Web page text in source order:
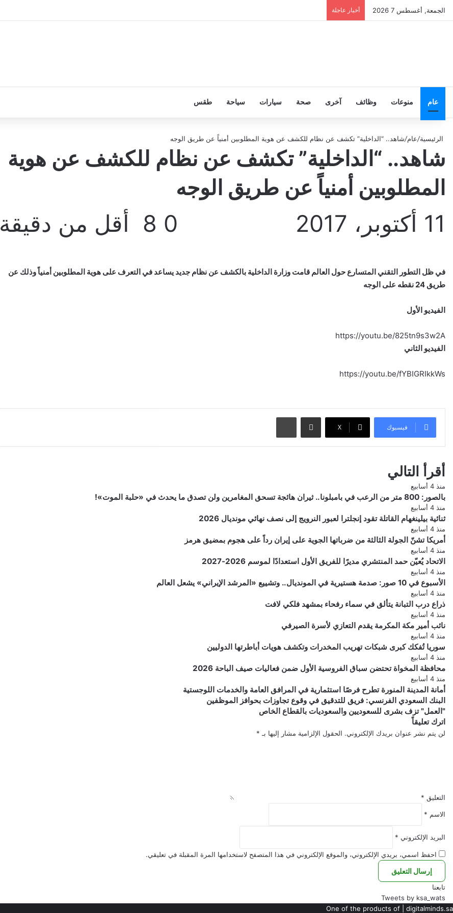
الجمعة, أغسطس 7 2026 أخبار عاجلة
عام منوعات وظائف آخرى صحة سيارات سياحة طقس
الرئيسية/عام/شاهد.. “الداخلية” تكشف عن نظام للكشف عن هوية المطلوبين أمنياً عن طريق الوجه
شاهد.. “الداخلية” تكشف عن نظام للكشف عن هوية
المطلوبين أمنياً عن طريق الوجه
11 أكتوبر، 2017 0 أقل من دقيقة
في ظل التطور التقني المتسارع حول العالم قامت وزارة الداخلية بالكشف عن نظام جديد يساعد في التعرف على هوية المطلوبين أمنياً وذلك عن
طريق 24 نقطه على الوجه
الفيديو الأول
https://youtu.be/825tn9s3w2A
الفيديو الثاني
https://youtu.be/fYBIGRIkkWs
فيسبوك ‫X
مشاركة عبر البريد طباعة
أقرأ التالي
منذ 4 أسابيع
بالصور: 800 متر من الرعب في بامبلونا.. ثيران هائجة تسحق المغامرين ولن تصدق ما يحدث في «حلبة الموت»!
منذ 4 أسابيع
ثنائية بيلينغهام القاتلة تقود إنجلترا لعبور النرويج إلى نصف نهائي مونديال 2026
منذ 4 أسابيع
أمريكا تشنّ الجولة الثالثة من ضرباتها الجوية على إيران رداً على هجوم بمضيق هرمز
منذ 4 أسابيع
الاتحاد يُعيّن حمد المنتشري مديرًا للفريق الأول استعدادًا لموسم 2026-2027
منذ 4 أسابيع
الأسبوع في 10 صور: صدمة هستيرية في المونديال.. وتشييع «المرشد الإيراني» يشعل العالم
منذ 4 أسابيع
ذراع درب التبانة يتألق في سماء رفحاء بمشهد فلكي لافت
منذ 4 أسابيع
نائب أمير مكة المكرمة يقدم التعازي لأسرة الصيرفي
منذ 4 أسابيع
سوريا تُفكك كبرى شبكات تهريب المخدرات وتكشف هويات أباطرتها الدوليين
منذ 4 أسابيع
محافظة المخواة تحتضن سباق الفروسية الأول ضمن فعاليات صيف الباحة 2026
منذ 4 أسابيع
أمانة المدينة المنورة تطرح فرصًا استثمارية في المرافق العامة والخدمات اللوجستية
البنك
السعودي
الفرنسي:
فريق
الموظفين
البنك السعودي الفرنسي: فريق للتدقيق في وقوع تجاوزات بحوافز الموظفين
"العمل"
تزف
بشرى
"العمل" تزف بشرى للسعوديين والسعوديات بالقطاع الخاص
اترك تعليقاً
لن يتم نشر عنوان بريدك الإلكتروني. الحقول الإلزامية مشار إليها بـ *
التعليق *
الاسم *
البريد الإلكتروني *
احفظ اسمي، بريدي الإلكتروني، والموقع الإلكتروني في هذا المتصفح لاستخدامها المرة المقبلة في تعليقي.
تابعنا
Tweets by ksa_wats
One of the products of | digitalminds.sa